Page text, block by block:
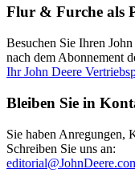
Flur & Furche als
Besuchen Sie Ihren
nach dem Abonnement
Ihr John Deere
Bleiben Sie in
Sie haben Anregungen,
Schreiben Sie uns an: